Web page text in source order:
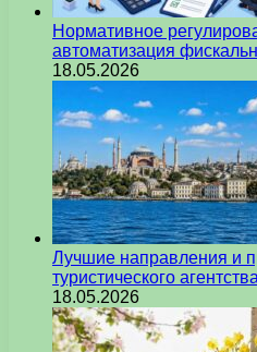
Нормативное
автоматизация
18.05.2026
Лучшие направления и
туристического агентства
18.05.2026